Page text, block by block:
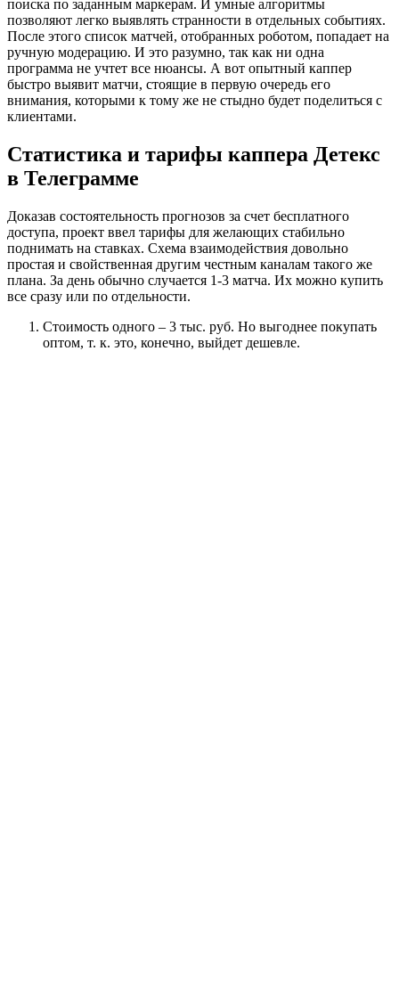
поиска по заданным маркерам. И умные алгоритмы
позволяют легко выявлять странности в отдельных событиях.
После этого список матчей, отобранных роботом, попадает на
ручную модерацию. И это разумно, так как ни одна
программа не учтет все нюансы. А вот опытный каппер
быстро выявит матчи, стоящие в первую очередь его
внимания, которыми к тому же не стыдно будет поделиться с
клиентами.
Статистика и тарифы каппера Детекс
в Телеграмме
Доказав состоятельность прогнозов за счет бесплатного
доступа, проект ввел тарифы для желающих стабильно
поднимать на ставках. Схема взаимодействия довольно
простая и свойственная другим честным каналам такого же
плана. За день обычно случается 1-3 матча. Их можно купить
все сразу или по отдельности.
Стоимость одного – 3 тыс. руб. Но выгоднее покупать
оптом, т. к. это, конечно, выйдет дешевле.